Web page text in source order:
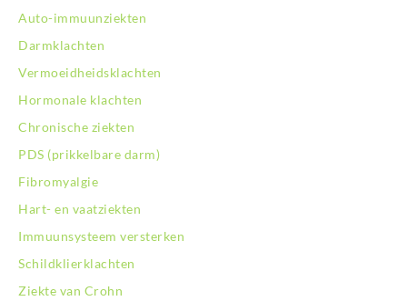
Auto-immuunziekten
Darmklachten
Vermoeidheidsklachten
Hormonale klachten
Chronische ziekten
PDS (prikkelbare darm)
Fibromyalgie
Hart- en vaatziekten
Immuunsysteem versterken
Schildklierklachten
Ziekte van Crohn